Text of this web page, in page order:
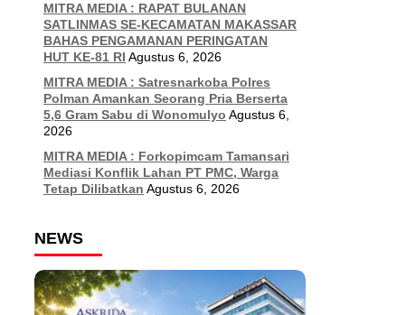
MITRA MEDIA : RAPAT BULANAN
SATLINMAS SE-KECAMATAN MAKASSAR
BAHAS PENGAMANAN PERINGATAN
HUT KE-81 RI Agustus 6, 2026
MITRA MEDIA : Satresnarkoba Polres
Polman Amankan Seorang Pria Berserta
5,6 Gram Sabu di Wonomulyo Agustus 6,
2026
MITRA MEDIA : Forkopimcam Tamansari
Mediasi Konflik Lahan PT PMC, Warga
Tetap Dilibatkan Agustus 6, 2026
NEWS